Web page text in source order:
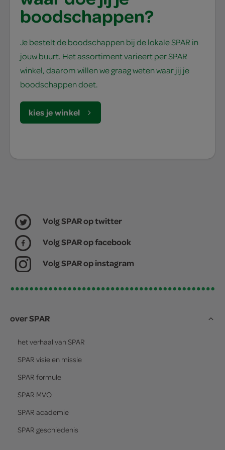
boodschappen?
Je bestelt de boodschappen bij de lokale SPAR in
jouw buurt. Het assortiment varieert per SPAR
winkel, daarom willen we graag weten waar jij je
boodschappen doet.
kies je winkel
Volg SPAR op twitter
Volg SPAR op facebook
Volg SPAR op instagram
over SPAR
het verhaal van SPAR
SPAR visie en missie
SPAR formule
SPAR MVO
SPAR academie
SPAR geschiedenis